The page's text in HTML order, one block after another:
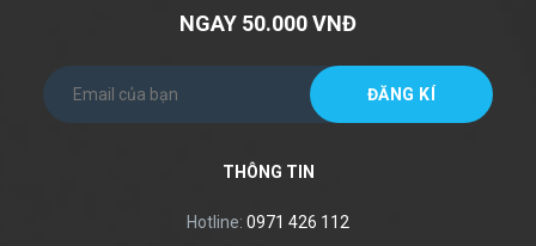
NGAY 50.000 VNĐ
THÔNG TIN
Hotline: 0971 426 112